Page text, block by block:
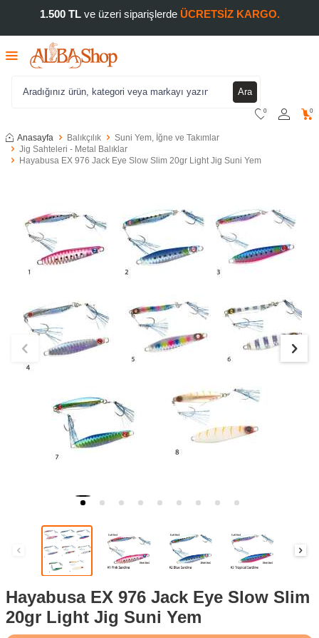
1.500 TLve üzeri siparişlerde ÜCRETSİZ KARGO.
Ara
0 0
Anasayfa Balıkçılık
Suni Yem, İğne ve Takımlar
Jig Sahteleri - Metal Balıklar
Hayabusa EX 976 Jack Eye Slow Slim 20gr Light Jig Suni Yem
Hayabusa EX 976 Jack Eye Slow Slim
20gr Light Jig Suni Yem